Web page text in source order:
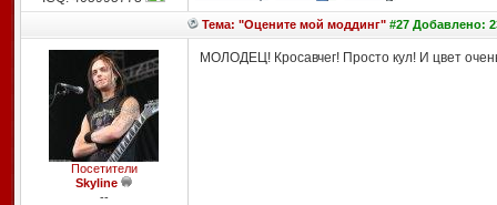
Тема: "Оцените мой моддинг"#27 Добавлено:
Посетители
Skyline
--
МОЛОДЕЦ! Кросавчег! Просто кул! И цвет